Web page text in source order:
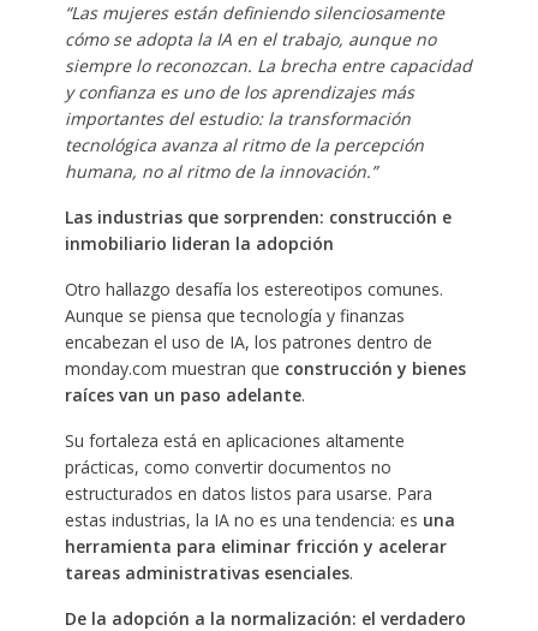
“Las mujeres están definiendo silenciosamente
cómo se adopta la IA en el trabajo, aunque no
siempre lo reconozcan. La brecha entre capacidad
y confianza es uno de los aprendizajes más
importantes del estudio: la transformación
tecnológica avanza al ritmo de la percepción
humana, no al ritmo de la innovación.”
Las industrias que sorprenden: construcción e
inmobiliario lideran la adopción
Otro hallazgo desafía los estereotipos comunes.
Aunque se piensa que tecnología y finanzas
encabezan el uso de IA, los patrones dentro de
monday.com muestran que construcción y bienes
raíces van un paso adelante.
Su fortaleza está en aplicaciones altamente
prácticas, como convertir documentos no
estructurados en datos listos para usarse. Para
estas industrias, la IA no es una tendencia: es una
herramienta para eliminar fricción y acelerar
tareas administrativas esenciales.
De la adopción a la normalización: el verdadero